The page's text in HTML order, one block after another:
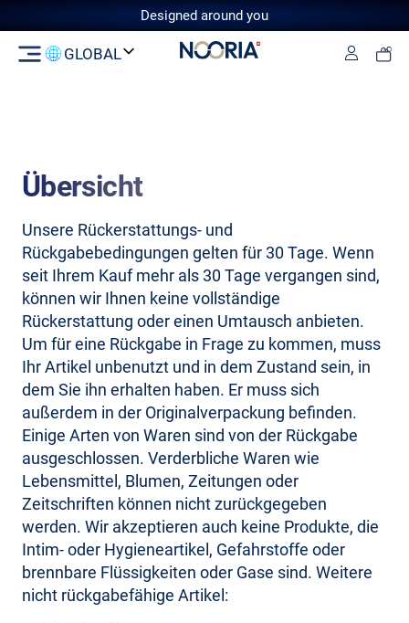
Designed around you
GLOBAL
Übersicht
Unsere Rückerstattungs- und
Rückgabebedingungen gelten für 30 Tage. Wenn
seit Ihrem Kauf mehr als 30 Tage vergangen sind,
können wir Ihnen keine vollständige
Rückerstattung oder einen Umtausch anbieten.
Um für eine Rückgabe in Frage zu kommen, muss
Ihr Artikel unbenutzt und in dem Zustand sein, in
dem Sie ihn erhalten haben. Er muss sich
außerdem in der Originalverpackung befinden.
Einige Arten von Waren sind von der Rückgabe
ausgeschlossen. Verderbliche Waren wie
Lebensmittel, Blumen, Zeitungen oder
Zeitschriften können nicht zurückgegeben
werden. Wir akzeptieren auch keine Produkte, die
Intim- oder Hygieneartikel, Gefahrstoffe oder
brennbare Flüssigkeiten oder Gase sind. Weitere
nicht rückgabefähige Artikel: